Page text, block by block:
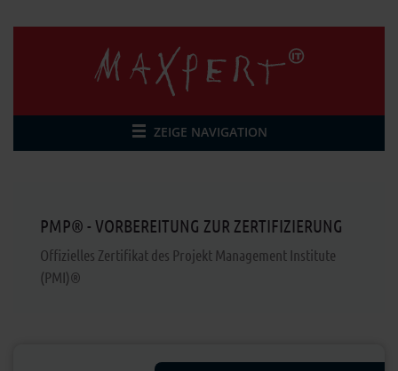
ZEIGE NAVIGATION
PMP® - VORBEREITUNG ZUR ZERTIFIZIERUNG
Offizielles Zertifikat des Projekt Management Institute
(PMI)®